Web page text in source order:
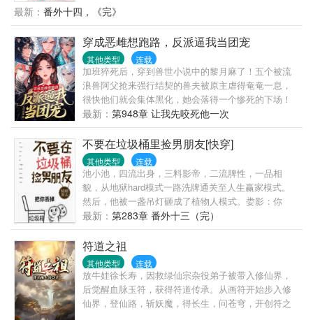
罢不能！
最新： 番外十四，《完》
穿成恶雌想跑路，反派逼我当团宠
其他类型 连载
加班猝死后，穿到兽世小说中的黎月麻了！五个被流
浪兽阿父抢来强行结契的兽夫被原主虐得奄奄一息，
很快他们就会集体黑化，她会落得一个惨死的下场！
她连夜想好计划，打算找战力天花板阿父投奔、跟反
派们滴血解契划清界限！她利用随身空间，忙着攒兽
晶，种植物，搞生存时，几个反派兽夫看她的目光越
来越不对劲。桀骜剧毒白蛇用蛇尾缠住她，目光深
情：月月，我活着的一天休想和我解契。貌美人鱼搂
上她的腰，嗓音蛊惑：我唱歌给你听，不要抛弃我。
黑鬃毛雄狮低下头颅，蹭她的脸：黎月，只要你不离
开我，我都命都给你。妩媚赤狐缠上她，吐气如兰：
你之前对我做的，我要加倍从你身上讨回来。清冷祭
司仙鹤俯身看她：我不管你是谁，来自哪里，只有你
是我唯一的雌主。黎月：诶？你们不是因为强行结契
而恨我吗？都要解契了，怎么又不愿意了？
最新： 第948章 让我先咬死他一次
不要在垃圾桶里捡男朋友[快穿]
其他类型 连载
池小池，四流出身，三料影帝，二流脾性，一品相
貌，从地狱hard模式一路洗牌通关至人生赢家模式。
然后，他被一盏吊灯砸成了植物人模式。娄影：你
好，渣攻回收系统了解一下。本系统以渣攻的悔意值
为计量单位，每积攒一百悔意值即可脱离当前世界。
友情提示一下，我们的员工在工作中一般是通过自我
奉献与牺牲，培养渣攻的依赖性，一步步让渣攻离不
开……池小池：哦。身败名裂算多少后悔值？跌落神
坛算多少后悔值？求而不得算多少后悔值？娄影：
……1、1v1,he,绅士温柔忠犬攻x皮这一下很开心受。
攻是系统，不切片，虐渣的归虐渣，恋爱的归恋爱；
最新： 第283章 番外十三（完）
符道之祖
其他类型 连载
放牛娃徐长寿，因救绿仙宗杂役弟子被带入修仙界，
后觉醒血脉玉符，获得符道传承。从画符开始步入修
仙界，登仙路，斩妖魔，得长生，问苍穹，开创符之